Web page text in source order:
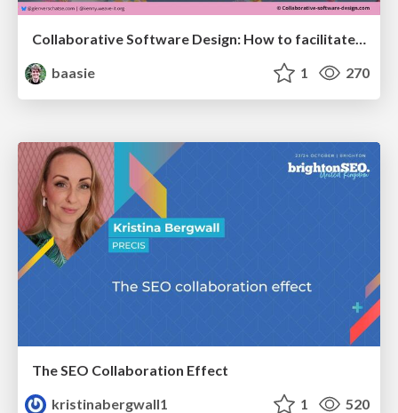
Collaborative Software Design: How to facilitate domain modelling decisions
baasie
1 270
The SEO Collaboration Effect
kristinabergwall1
1 520